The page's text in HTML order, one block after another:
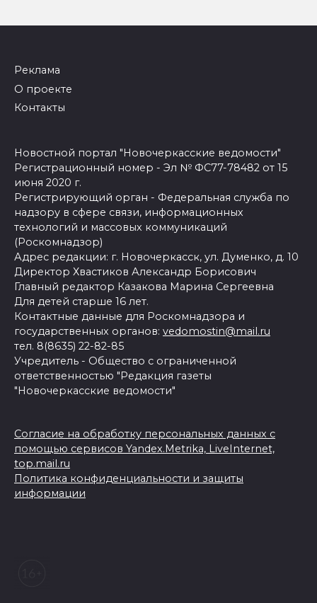
Реклама
О проекте
Контакты
Новостной портал "Новочеркасские ведомости"
Регистрационный номер - Эл № ФС77-78482 от 15
июня 2020 г.
Регистрирующий орган - Федеральная служба по
надзору в сфере связи, информационных
технологий и массовых коммуникаций
(Роскомнадзор)
Адрес редакции: г. Новочеркасск, ул. Думенко, д. 10
Директор Хвастиков Александр Борисович
Главный редактор Казакова Марина Сергеевна
Для детей старше 16 лет.
Контактные данные для Роскомнадзора и
государственных органов: vedomostin@mail.ru
тел. 8(8635) 22-82-85
Учредитель - Общество с ограниченной
ответственностью "Редакция газеты
"Новочеркасские ведомости"
Согласие на обработку персональных данных с
помощью сервисов Yandex.Metrika, LiveInternet,
top.mail.ru
Политика конфиденциальности и защиты
информации